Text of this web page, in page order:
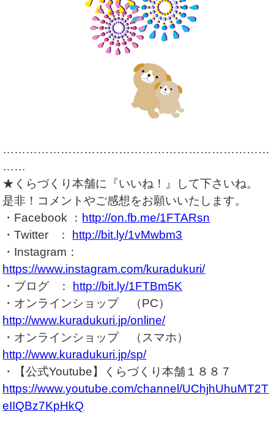
……………………………………………………………
……
★くらづくり本舗に『いいね！』して下さいね。
是非！コメントやご感想をお願いいたします。
・Facebook ： http://on.fb.me/1FTARsn
・Twitter ： http://bit.ly/1vMwbm3
・Instagram：
https://www.instagram.com/kuradukuri/
・ブログ ： http://bit.ly/1FTBm5K
・オンラインショップ （PC）
http://www.kuradukuri.jp/online/
・オンラインショップ （スマホ）
http://www.kuradukuri.jp/sp/
・【公式Youtube】くらづくり本舗１８８７
https://www.youtube.com/channel/UChjhUhuMT2T
eIIQBz7KpHkQ